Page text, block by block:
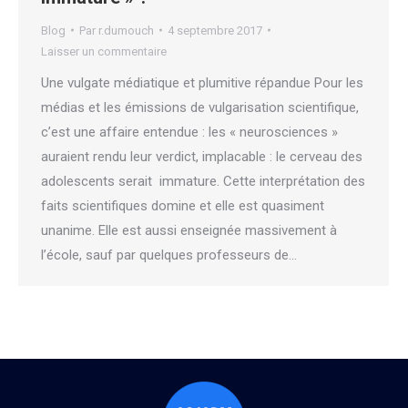
Blog Par r.dumouch
4 septembre 2017
Laisser un commentaire
Une vulgate médiatique et plumitive répandue Pour les
médias et les émissions de vulgarisation scientifique,
c’est une affaire entendue : les « neurosciences »
auraient rendu leur verdict, implacable : le cerveau des
adolescents serait immature. Cette interprétation des
faits scientifiques domine et elle est quasiment
unanime. Elle est aussi enseignée massivement à
l’école, sauf par quelques professeurs de…